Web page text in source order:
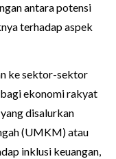
antara potensi
terhadap aspek
ke sektor-sektor
ekonomi rakyat
disalurkan
(UMKM) atau
inklusi keuangan,